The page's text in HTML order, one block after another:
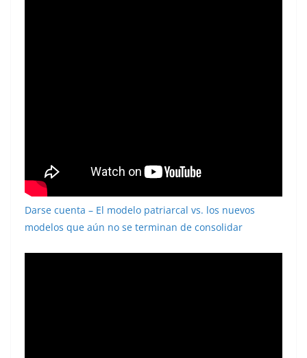
Darse cuenta – El modelo patriarcal vs. los nuevos
modelos que aún no se terminan de consolidar